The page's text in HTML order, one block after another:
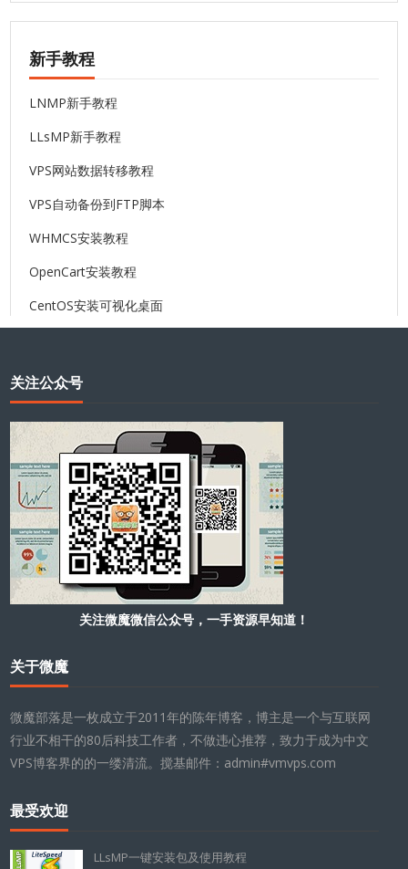
新手教程
LNMP新手教程
LLsMP新手教程
VPS网站数据转移教程
VPS自动备份到FTP脚本
WHMCS安装教程
OpenCart安装教程
CentOS安装可视化桌面
关注公众号
关注微魔微信公众号，一手资源早知道！
关于微魔
微魔部落是一枚成立于2011年的陈年博客，博主是一个与互联网
行业不相干的80后科技工作者，不做违心推荐，致力于成为中文
VPS博客界的的一缕清流。搅基邮件：admin#vmvps.com
最受欢迎
LLsMP一键安装包及使用教程